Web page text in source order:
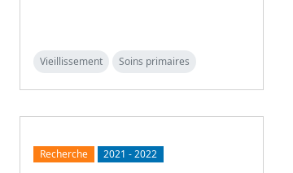
Vieillissement Soins primaires
Recherche 2021 -2022